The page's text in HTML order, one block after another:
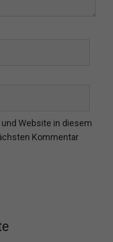
Website in diesem
Kommentar